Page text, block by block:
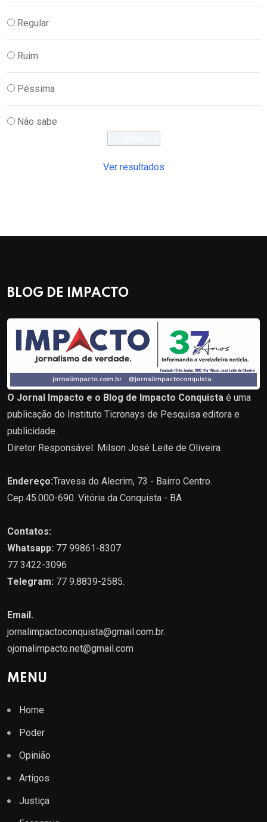
Regular
Ruim
Péssima
Não sabe
Ver resultados
BLOG DE IMPACTO
O Jornal Impacto e o Blog de Impacto Conquista é uma
publicação do Instituto Ticronays de Pesquisa editora e
publicidade.
Diretor Responsável: Milson José Leite de Oliveira
Endereço:Travesa do Alecrim, 73 - Bairro Centro.
Cep.45.000-690. Vitória da Conquista - BA
Contatos:
Whatsapp: 77 99861-8307
77 3422-3096
Telegram: 77 9.8839-2585.
Email.
jornalimpactoconquista@gmail.com.br.
ojornalimpacto.net@gmail.com
MENU
Home
Poder
Opinião
Artigos
Justiça